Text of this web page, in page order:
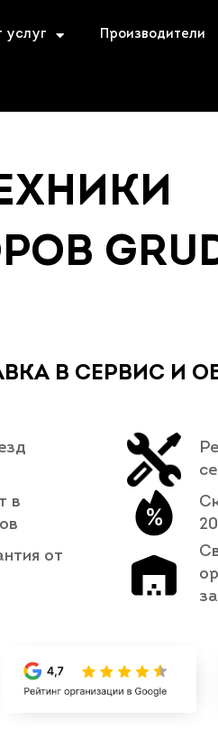
услуг Производители
В СЕРВИС И
в
от